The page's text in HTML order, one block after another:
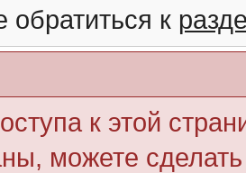
обратиться к
к этой
можете